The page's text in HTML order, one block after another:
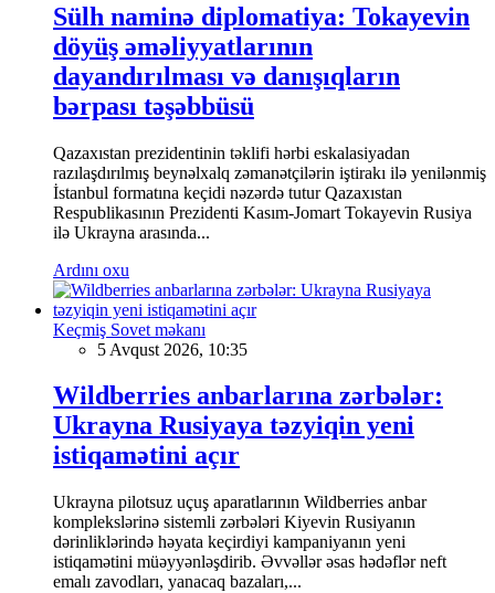
Sülh naminə diplomatiya: Tokayevin
döyüş əməliyyatlarının
dayandırılması və danışıqların
bərpası təşəbbüsü
Qazaxıstan prezidentinin təklifi hərbi eskalasiyadan
razılaşdırılmış beynəlxalq zəmanətçilərin iştirakı ilə yenilənmiş
İstanbul formatına keçidi nəzərdə tutur Qazaxıstan
Respublikasının Prezidenti Kasım-Jomart Tokayevin Rusiya
ilə Ukrayna arasında...
Ardını oxu
Keçmiş Sovet məkanı
5 Avqust 2026, 10:35
Wildberries anbarlarına zərbələr:
Ukrayna Rusiyaya təzyiqin yeni
istiqamətini açır
Ukrayna pilotsuz uçuş aparatlarının Wildberries anbar
komplekslərinə sistemli zərbələri Kiyevin Rusiyanın
dərinliklərində həyata keçirdiyi kampaniyanın yeni
istiqamətini müəyyənləşdirib. Əvvəllər əsas hədəflər neft
emalı zavodları, yanacaq bazaları,...